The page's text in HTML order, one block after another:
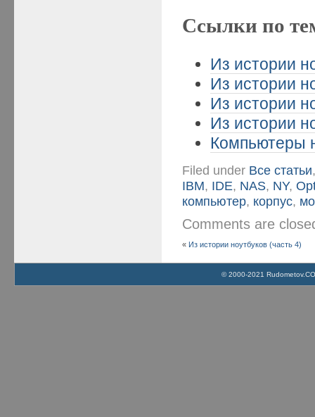
Ссылки по
Из истории
Из истории
Из истории
Из истории
Компьютеры
Filed under Все статьи
IBM, IDE, NAS, NY,
компьютер, корпус,
Comments are
« Из истории ноутбуков (часть 4)
© 2000-2021